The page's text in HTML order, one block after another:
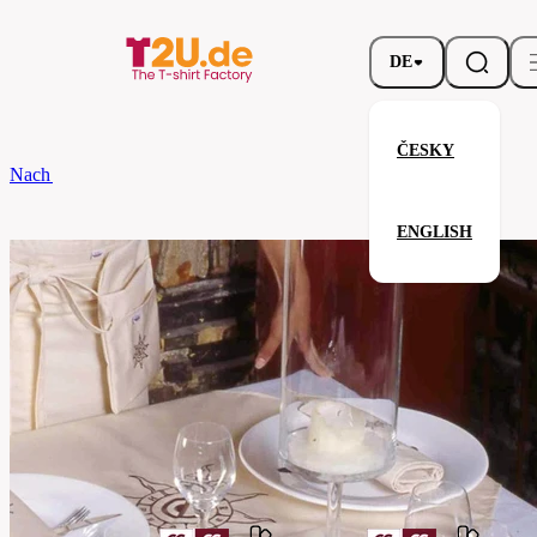
DE
ČESKY
ENGLISH
Nach dem Brand
Mitteldecke Arezzo Classic 100
Parameter
Marke CG
Code
01-
petunia
Verwandte Produkte
Ihre Zufriedenheit ist unsere Priorität.